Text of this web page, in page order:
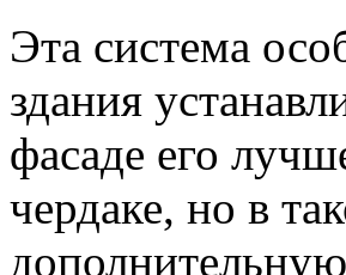
Эта система
здания
фасаде его
чердаке, но в